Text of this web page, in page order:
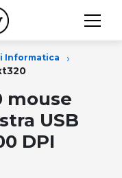
Informatica ›
mouse
USB
DPI